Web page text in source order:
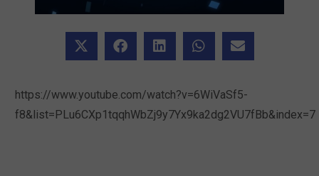
https://www.youtube.com/watch?v=6WiVaSf5-
f8&list=PLu6CXp1tqqhWbZj9y7Yx9ka2dg2VU7fBb&index=7